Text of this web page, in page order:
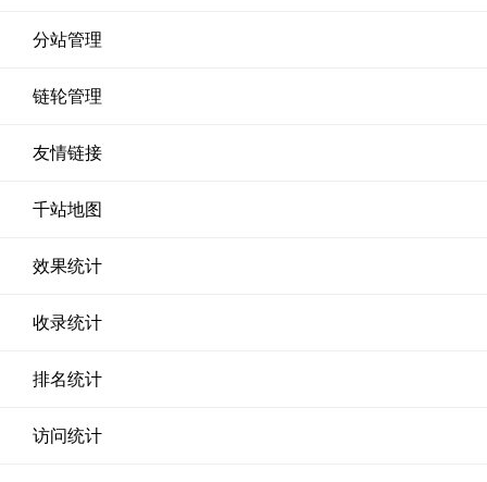
分站管理
链轮管理
友情链接
千站地图
效果统计
收录统计
排名统计
访问统计